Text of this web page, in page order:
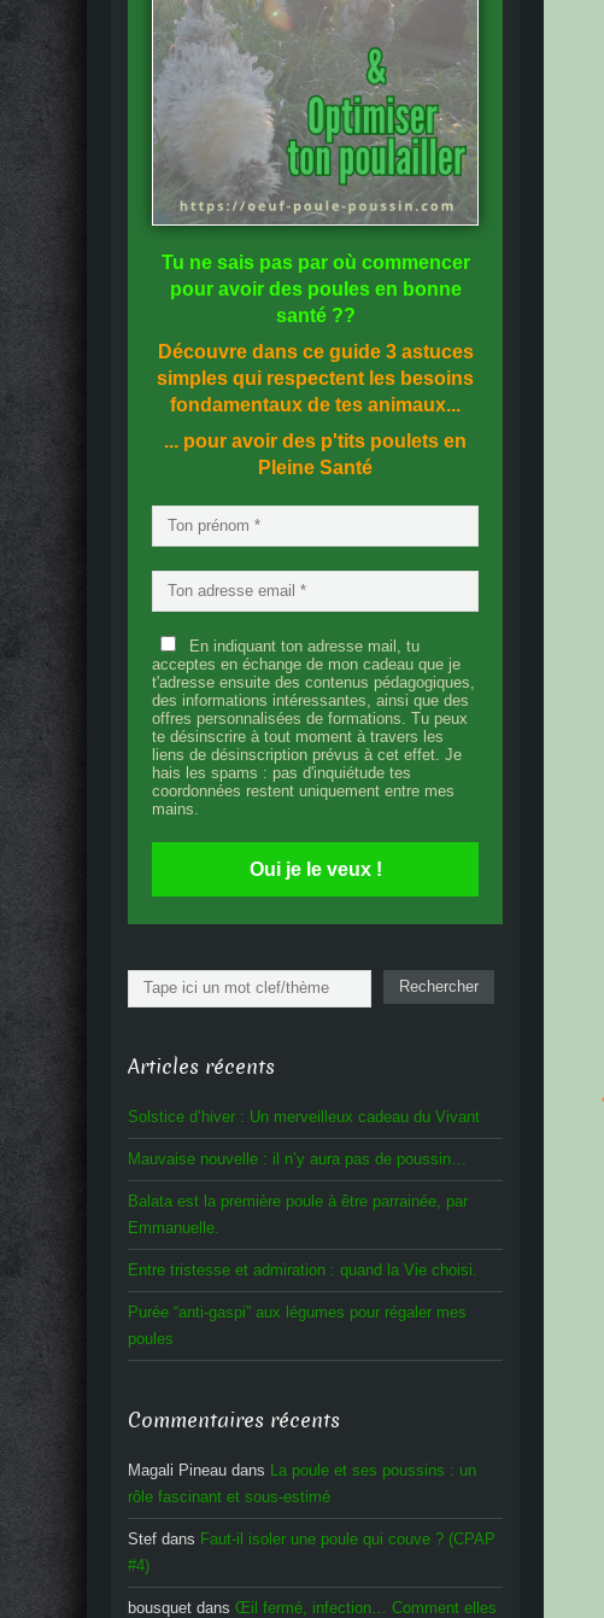
Tu ne sais pas par où commencer
pour avoir des poules en bonne
santé??
Découvre dans ce guide 3 astuces
simples qui respectent les besoins
fondamentaux de tes animaux...
... pour avoir des p'tits poulets en
Pleine Santé
En indiquant ton adresse mail, tu
acceptes en échange de mon cadeau que je
t'adresse ensuite des contenus pédagogiques,
des informations intéressantes, ainsi que des
offres personnalisées de formations. Tu peux
te désinscrire à tout moment à travers les
liens de désinscription prévus à cet effet. Je
hais les spams : pas d'inquiétude tes
coordonnées restent uniquement entre mes
mains.
Oui je le veux !
Rechercher Rechercher
Articles récents
Solstice d’hiver : Un merveilleux cadeau du Vivant
Mauvaise nouvelle : il n’y aura pas de poussin…
Balata est la première poule à être parrainée, par
Emmanuelle.
Entre tristesse et admiration : quand la Vie choisi.
Purée “anti-gaspi” aux légumes pour régaler mes
poules
Commentaires récents
Magali Pineau dans La poule et ses poussins : un
rôle fascinant et sous-estimé
Stef dans Faut-il isoler une poule qui couve ? (CPAP
#4)
bousquet dans Œil fermé, infection… Comment elles